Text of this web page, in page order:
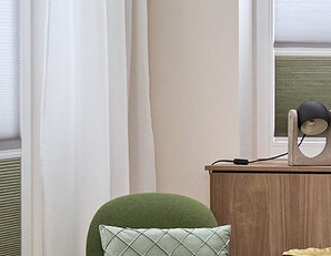
Ausztriában
hozzáértő csapatunktól
vagy tervező, és van egy aktuális
szívesen adnak tanácsot